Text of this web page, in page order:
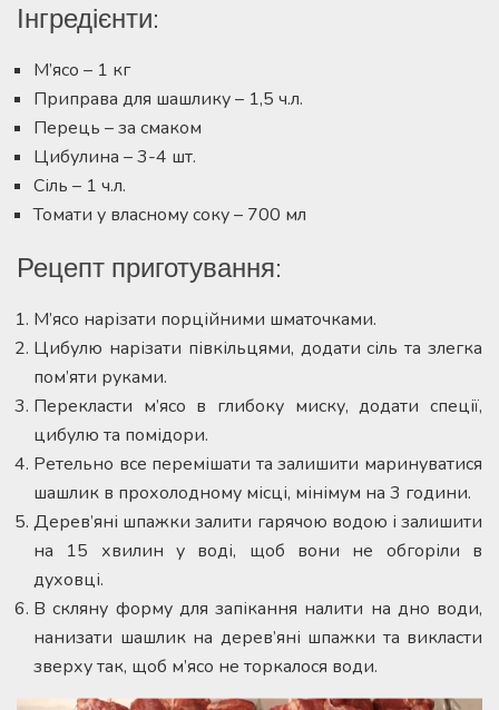
Інгредієнти:
М’ясо – 1 кг
Приправа для шашлику – 1,5 ч.л.
Перець – за смаком
Цибулина – 3-4 шт.
Сіль – 1 ч.л.
Томати у власному соку – 700 мл
Рецепт приготування:
М’ясо нарізати порційними шматочками.
Цибулю нарізати півкільцями, додати сіль та злегка
пом’яти руками.
Перекласти м’ясо в глибоку миску, додати спеції,
цибулю та помідори.
Ретельно все перемішати та залишити маринуватися
шашлик в прохолодному місці, мінімум на 3 години.
Дерев’яні шпажки залити гарячою водою і залишити
на 15 хвилин у воді, щоб вони не обгоріли в
духовці.
В скляну форму для запікання налити на дно води,
нанизати шашлик на дерев’яні шпажки та викласти
зверху так, щоб м’ясо не торкалося води.